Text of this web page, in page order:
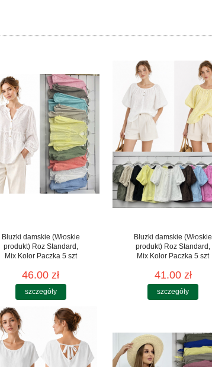
Bluzki damskie (Włoskie
produkt) Roz Standard,
Mix Kolor Paczka 5 szt
46.00 zł
szczegóły
Bluzki damskie (Włoskie
produkt) Roz Standard,
Mix Kolor Paczka 5 szt
41.00 zł
szczegóły